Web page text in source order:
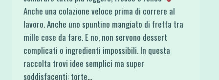
Anche una colazione veloce prima di correre al
lavoro. Anche uno spuntino mangiato di fretta tra
mille cose da fare. E no, non servono dessert
complicati o ingredienti impossibili. In questa
raccolta trovi idee semplici ma super
soddisfacenti: torte…